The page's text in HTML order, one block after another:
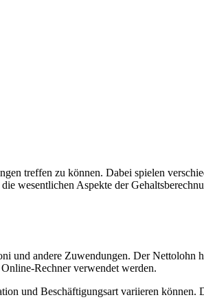
treffen zu können. Dabei spielen
wesentlichen Aspekte der
und andere Zuwendungen. Der Nettolohn
Rechner verwendet werden.
und Beschäftigungsart variieren können.